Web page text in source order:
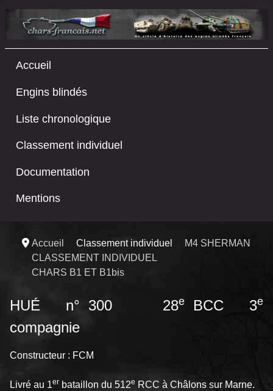
Accueil
Engins blindés
Liste chronologique
Classement individuel
Documentation
Mentions
Accueil Classement individuel
M4 SHERMAN
CLASSEMENT INDIVIDUEL
CHARS B1 ET B1bis
HUÉ n° 300 28e BCC 3e
compagnie
Constructeur : FCM
Livré au 1er bataillon du 512e RCC à Châlons sur Marne.